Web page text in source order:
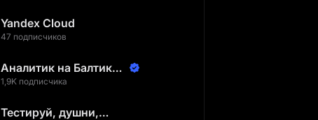
Yandex Cloud
47 подписчиков
Аналитик на Балтике |
Неверов Станислав
1,9K подписчика
Тестируй, душни,